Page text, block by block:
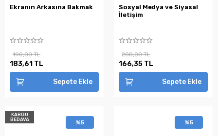
Ekranın Arkasına Bakmak
190,00 TL
183,61 TL
Sepete Ekle
Sosyal Medya ve Siyasal
İletişim
200,00 TL
166,35 TL
Sepete Ekle
KARGO
BEDAVA
%5 %5